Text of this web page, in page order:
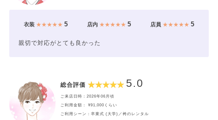
衣装★★★★★ 5 店内★★★★★ 5 店員 ★★★★★5
親切で対応がとても良かった
総合評価 5.0
ご来店日時：2026年06月頃
ご利用金額： ¥91,000くらい
ご利用シーン：卒業式 (大学)／袴のレンタル